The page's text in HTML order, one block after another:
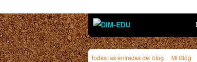
Todas las entradas del blog Mi Blog